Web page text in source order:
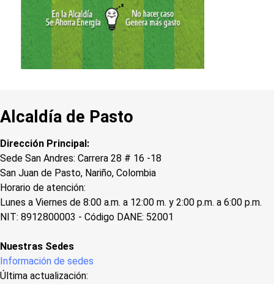
Alcaldía de Pasto
Dirección Principal:
Sede San Andres: Carrera 28 # 16 -18
San Juan de Pasto, Nariño, Colombia
Horario de atención:
Lunes a Viernes de 8:00 a.m. a 12:00 m. y 2:00 p.m. a 6:00 p.m.
NIT: 8912800003 - Código DANE: 52001
Nuestras Sedes
Información de sedes
Última actualización: